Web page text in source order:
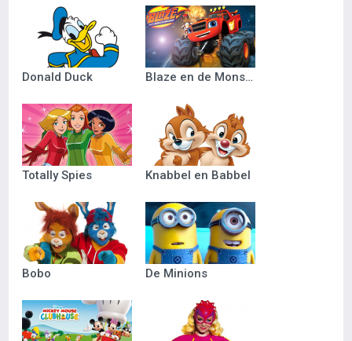
Donald Duck Blaze en de Monsterwielen
Totally Spies Knabbel en Babbel
Bobo De Minions